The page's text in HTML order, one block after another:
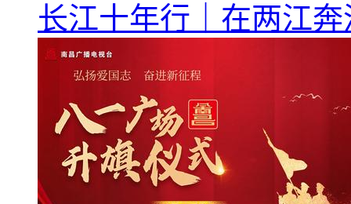
长江十年行｜在两江